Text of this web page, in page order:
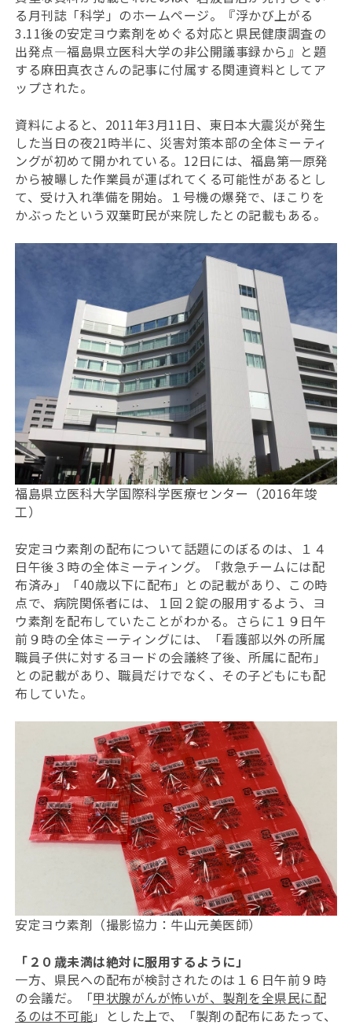
る月刊誌「科学」のホームページ。『浮かび上がる
3.11後の安定ヨウ素剤をめぐる対応と県民健康調査の
出発点―福島県立医科大学の非公開議事録から』と題
する麻田真衣さんの記事に付属する関連資料としてア
ップされた。
資料によると、2011年3月11日、東日本大震災が発生
した当日の夜21時半に、災害対策本部の全体ミーティ
ングが初めて開かれている。12日には、福島第一原発
から被曝した作業員が運ばれてくる可能性があるとし
て、受け入れ準備を開始。１号機の爆発で、ほこりを
かぶったという双葉町民が来院したとの記載もある。
福島県立医科大学国際科学医療センター（2016年竣
工）
安定ヨウ素剤の配布について話題にのぼるのは、１４
日午後３時の全体ミーティング。「救急チームには配
布済み」「40歳以下に配布」との記載があり、この時
点で、病院関係者には、１回２錠の服用するよう、ヨ
ウ素剤を配布していたことがわかる。さらに１９日午
前９時の全体ミーティングには、「看護部以外の所属
職員子供に対するヨードの会議終了後、所属に配布」
との記載があり、職員だけでなく、その子どもにも配
布していた。
安定ヨウ素剤（撮影協力：牛山元美医師）
「２０歳未満は絶対に服用するように」
一方、県民への配布が検討されたのは１６日午前９時
の会議だ。「甲状腺がんが怖いが、製剤を全県民に配
るのは不可能」とした上で、「製剤の配布にあたって、